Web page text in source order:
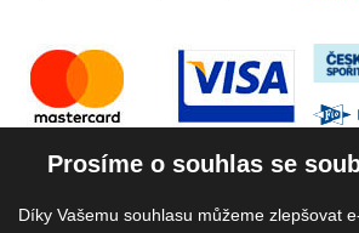
Prosíme o souhlas se
Díky Vašemu souhlasu můžeme zlepšovat